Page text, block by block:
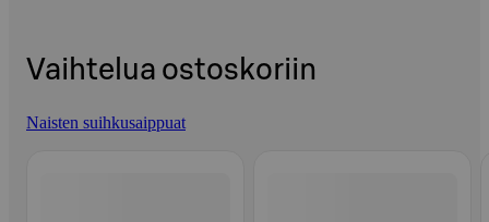
Vaihtelua ostoskoriin
Naisten suihkusaippuat